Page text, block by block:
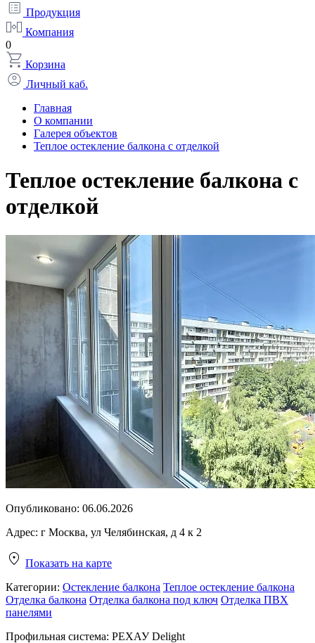
Продукция
Компания
0
Корзина
Личный каб.
Главная
О компании
Галерея объектов
Теплое остекление балкона с отделкой
Теплое остекление балкона с
отделкой
Опубликовано: 06.06.2026
Адрес: г Москва, ул Челябинская, д 4 к 2
Показать на карте
Категории: Остекление балкона Теплое остекление балкона
Отделка балкона Отделка балкона под ключ Отделка ПВХ
панелями
Профильная система: РЕХАУ Delight